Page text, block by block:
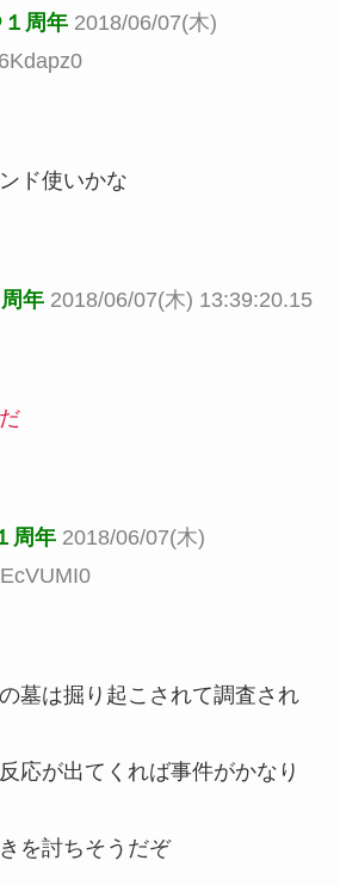
周年 2018/06/07(木)
ド使いかな
年 2018/06/07(木) 13:39:20.15
周年 2018/06/07(木)
墓は掘り起こされて調査され
応が出てくれば事件がかなり
を討ちそうだぞ